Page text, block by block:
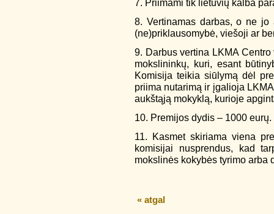
7. Priimami tik lietuvių kalba
8. Vertinamas darbas, o ne jo
(ne)priklausomybė, viešoji ar
9. Darbus vertina LKMA
mokslininkų, kuri, esant
Komisija teikia siūlymą dėl
priima nutarimą ir įgalioja
aukštąją mokyklą, kurioje
10. Premijos dydis – 1000 eurų.
11. Kasmet skiriama viena
komisijai nusprendus, kad
mokslinės kokybės tyrimo arba
« atgal